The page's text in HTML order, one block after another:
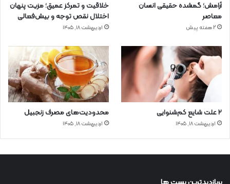
آرامش؛ گمشده حقیقی انسان
معاصر
2 هفته پیش
خلاقیت و تمرکز عمیق؛ مزیت پنهان
اختلال نقص توجه و بیش‌فعالی
اردیبهشت ۱۸, ۱۴۰۵
۲ علت شایع‌ کم‌شنوایی
اردیبهشت ۱۸, ۱۴۰۵
محدودیت‌های مصرف زنجبیل
اردیبهشت ۱۸, ۱۴۰۵